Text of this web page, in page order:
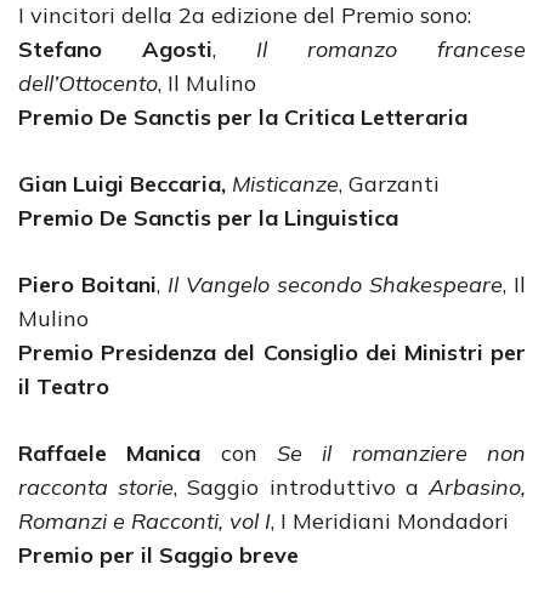
I vincitori della 2a edizione del Premio sono:
Stefano Agosti, Il romanzo francese
dell’Ottocento, Il Mulino
Premio De Sanctis per la Critica Letteraria
Gian Luigi Beccaria, Misticanze, Garzanti
Premio De Sanctis per la Linguistica
Piero Boitani, Il Vangelo secondo Shakespeare, Il
Mulino
Premio Presidenza del Consiglio dei Ministri per
il Teatro
Raffaele Manica con Se il romanziere non
racconta storie, Saggio introduttivo a Arbasino,
Romanzi e Racconti, vol I, I Meridiani Mondadori
Premio per il Saggio breve